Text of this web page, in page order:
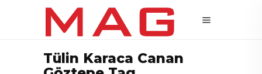
Tülin Karaca Canan